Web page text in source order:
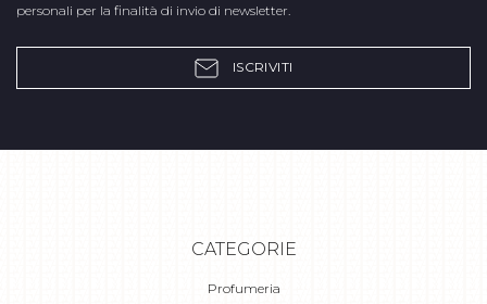
personali per la finalità di invio di newsletter.
ISCRIVITI
CATEGORIE
Profumeria